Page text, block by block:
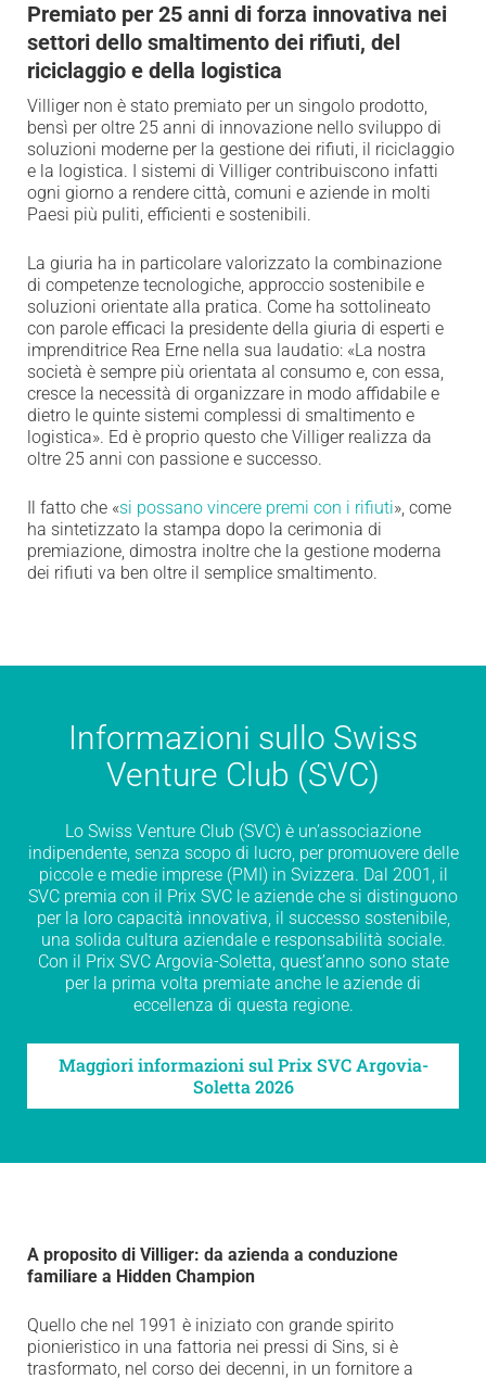
Premiato per 25 anni di forza innovativa nei
settori dello smaltimento dei rifiuti, del
riciclaggio e della logistica
Villiger non è stato premiato per un singolo prodotto,
bensì per oltre 25 anni di innovazione nello sviluppo di
soluzioni moderne per la gestione dei rifiuti, il riciclaggio
e la logistica. I sistemi di Villiger contribuiscono infatti
ogni giorno a rendere città, comuni e aziende in molti
Paesi più puliti, efficienti e sostenibili.
La giuria ha in particolare valorizzato la combinazione
di competenze tecnologiche, approccio sostenibile e
soluzioni orientate alla pratica. Come ha sottolineato
con parole efficaci la presidente della giuria di esperti e
imprenditrice Rea Erne nella sua laudatio: «La nostra
società è sempre più orientata al consumo e, con essa,
cresce la necessità di organizzare in modo affidabile e
dietro le quinte sistemi complessi di smaltimento e
logistica». Ed è proprio questo che Villiger realizza da
oltre 25 anni con passione e successo.
Il fatto che «si possano vincere premi con i rifiuti», come
ha sintetizzato la stampa dopo la cerimonia di
premiazione, dimostra inoltre che la gestione moderna
dei rifiuti va ben oltre il semplice smaltimento.
Informazioni sullo Swiss
Venture Club (SVC)
Lo Swiss Venture Club (SVC) è un’associazione
indipendente, senza scopo di lucro, per promuovere delle
piccole e medie imprese (PMI) in Svizzera. Dal 2001, il
SVC premia con il Prix SVC le aziende che si distinguono
per la loro capacità innovativa, il successo sostenibile,
una solida cultura aziendale e responsabilità sociale.
Con il Prix SVC Argovia-Soletta, quest’anno sono state
per la prima volta premiate anche le aziende di
eccellenza di questa regione.
Maggiori informazioni sul Prix SVC Argovia-
Soletta 2026
A proposito di Villiger: da azienda a conduzione
familiare a Hidden Champion
Quello che nel 1991 è iniziato con grande spirito
pionieristico in una fattoria nei pressi di Sins, si è
trasformato, nel corso dei decenni, in un fornitore a